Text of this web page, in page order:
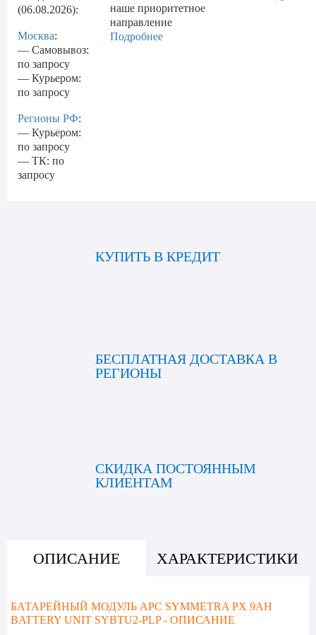
(06.08.2026):
Москва:
— Самовывоз:
по запросу
— Курьером:
по запросу
Регионы РФ:
— Курьером:
по запросу
— ТК: по
запросу
наше приоритетное
направление
Подробнее
КУПИТЬ В КРЕДИТ
БЕСПЛАТНАЯ ДОСТАВКА В
РЕГИОНЫ
СКИДКА ПОСТОЯННЫМ
КЛИЕНТАМ
ОПИСАНИЕ ХАРАКТЕРИСТИКИ
БАТАРЕЙНЫЙ МОДУЛЬ APC SYMMETRA PX 9AH
BATTERY UNIT SYBTU2-PLP - ОПИСАНИЕ